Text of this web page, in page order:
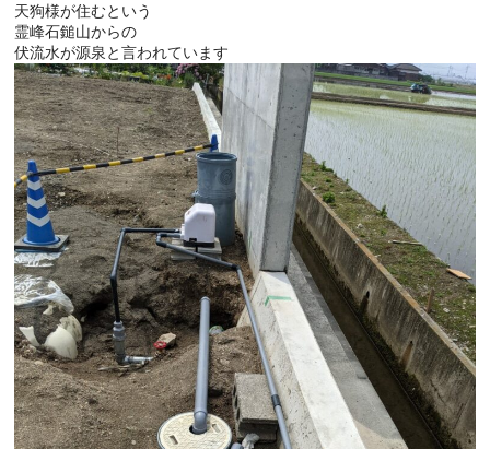
天狗様が住むという
霊峰石鎚山からの
伏流水が源泉と言われています